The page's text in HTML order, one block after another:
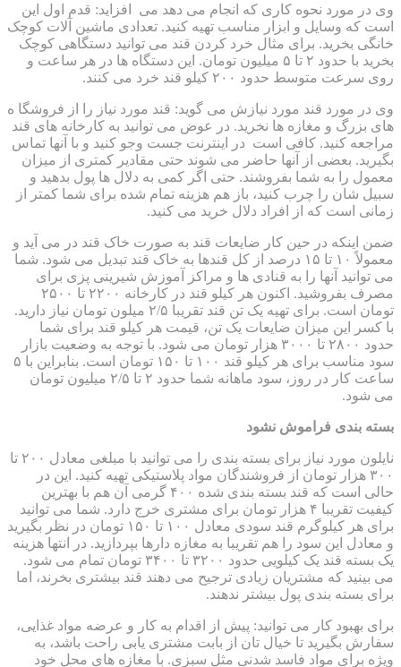
وی در مورد نحوه کاری که انجام می دهد می افزاید: قدم اول این
است که وسایل و ابزار مناسب تهیه کنید. تعدادی ماشین آلات کوچک
خانگی بخرید. برای مثال خرد کردن قند می توانید دستگاهی کوچک
بخرید با حدود ۲ تا ۵ میلیون تومان. این دستگاه ها در هر ساعت و
روی سرعت متوسط حدود ۲۰۰ کیلو قند خرد می کنند.
وی در مورد قند مورد نیازش می گوید: قند مورد نیاز را از فروشگا ه
های بزرگ و مغازه ها نخرید. در عوض می توانید به کارخانه های قند
مراجعه کنید. کافی است در اینترنت جست وجو کنید و با آنها تماس
بگیرید. بعضی از آنها حاضر می شوند حتی مقادیر کمتری از میزان
معمول را به شما بفروشند. حتی اگر کمی به دلال ها پول بدهید و
سبیل شان را چرب کنید، باز هم هزینه تمام شده برای شما کمتر از
زمانی است که از افراد دلال خرید می کنید.
ضمن اینکه در حین کار ضایعات قند به صورت خاک قند در می آید و
معمولاً ۱۰ تا ۱۵ درصد از کل قندها به خاک قند تبدیل می شود. شما
می توانید آنها را به قنادی ها و مراکز آموزش شیرینی پزی برای
مصرف بفروشید. اکنون هر کیلو قند در کارخانه ۲۲۰۰ تا ۲۵۰۰
تومان است. برای تهیه یک تن قند تقریبا ۲/۵ میلون تومان نیاز دارید.
با کسر این میزان ضایعات یک تن، قیمت هر کیلو قند برای شما
حدود ۲۸۰۰ تا ۳۰۰۰ هزار تومان می شود. با توجه به وضعیت بازار
سود مناسب برای هر کیلو قند ۱۰۰ تا ۱۵۰ تومان است. بنابراین با ۵
ساعت کار در روز، سود ماهانه شما حدود ۲ تا ۲/۵ میلیون تومان
می شود.
بسته بندی فراموش نشود
نایلون مورد نیاز برای بسته بندی را می توانید با مبلغی معادل ۲۰۰ تا
۳۰۰ هزار تومان از فروشندگان مواد پلاستیکی تهیه کنید. این در
حالی است که قند بسته بندی شده ۴۰۰ گرمی آن هم با بهترین
کیفیت تقریبا ۴ هزار تومان برای مشتری خرج دارد. شما می توانید
برای هر کیلوگرم قند سودی معادل ۱۰۰ تا ۱۵۰ تومان در نظر بگیرید
و معادل این سود را هم تقریبا به مغازه دارها بپردازید. در انتها هزینه
یک بسته قند یک کیلویی حدود ۳۲۰۰ تا ۳۴۰۰ تومان تمام می شود.
می بینید که مشتریان زیادی ترجیح می دهند قند بیشتری بخرند، اما
برای بسته بندی پول بیشتر ندهند.
برای بهبود کار می توانید: پیش از اقدام به کار و عرضه مواد غذایی،
سفارش بگیرید تا خیال تان از بابت مشتری یابی راحت باشد، به
ویژه برای مواد فاسد شدنی مثل سبزی. با مغازه های محل خود